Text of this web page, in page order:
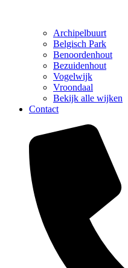
Archipelbuurt
Belgisch Park
Benoordenhout
Bezuidenhout
Vogelwijk
Vroondaal
Bekijk alle wijken
Contact